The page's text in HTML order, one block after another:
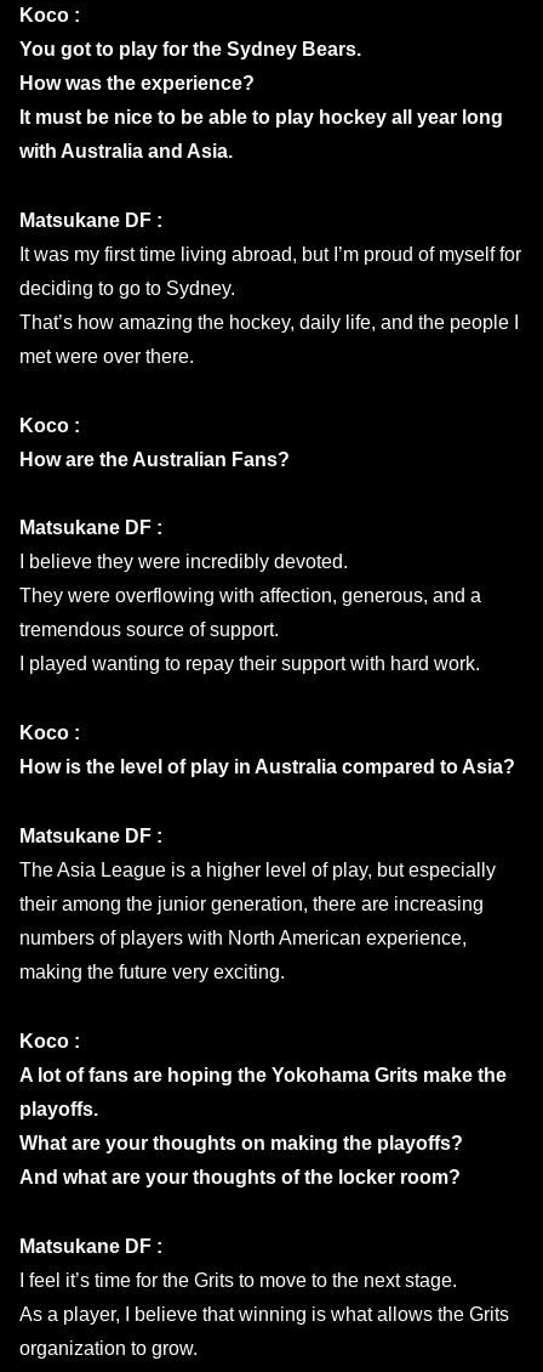
Koco :
You got to play for the Sydney Bears.
How was the experience?
It must be nice to be able to play hockey all year long
with Australia and Asia.
Matsukane DF :
It was my first time living abroad, but I’m proud of myself for
deciding to go to Sydney.
That’s how amazing the hockey, daily life, and the people I
met were over there.
Koco :
How are the Australian Fans?
Matsukane DF :
I believe they were incredibly devoted.
They were overflowing with affection, generous, and a
tremendous source of support.
I played wanting to repay their support with hard work.
Koco :
How is the level of play in Australia compared to Asia?
Matsukane DF :
The Asia League is a higher level of play, but especially
their among the junior generation, there are increasing
numbers of players with North American experience,
making the future very exciting.
Koco :
A lot of fans are hoping the Yokohama Grits make the
playoffs.
What are your thoughts on making the playoffs?
And what are your thoughts of the locker room?
Matsukane DF :
I feel it’s time for the Grits to move to the next stage.
As a player, I believe that winning is what allows the Grits
organization to grow.